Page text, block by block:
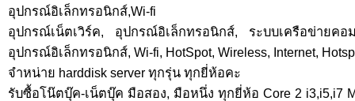
อุปกรณ์อิเล็กทรอนิกส์,Wi-fi
อุปกรณ์เน็ตเวิร์ค, อุปกรณ์อิเล็กทรอนิกส์, ระบบเครือข่ายค
อุปกรณ์อิเล็กทรอนิกส์, Wi-fi, HotSpot, Wireless, Internet,
จำหน่าย harddisk server ทุกรุ่น ทุกยี่ห้อคะ
รับซื้อโน๊ตบุ๊ค-เน็ตบุ๊ค มือสอง, มือหนึ่ง ทุกยี่ห้อ Core 2 i3,i5,i7